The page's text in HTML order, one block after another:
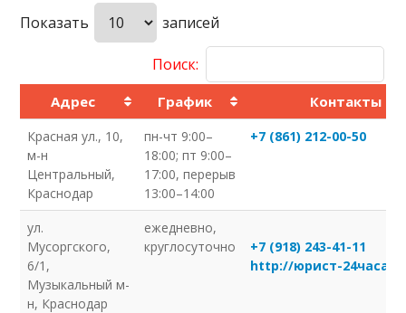
Показать записей
Поиск:
Адрес График Контакты
Красная ул., 10,
м-н
Центральный,
Краснодар
пн-чт 9:00–
18:00; пт 9:00–
17:00, перерыв
13:00–14:00
+7 (861) 212-00-50
ул.
Мусоргского,
6/1,
Музыкальный м-
н, Краснодар
ежедневно,
круглосуточно
+7 (918) 243-41-11
http://юрист-